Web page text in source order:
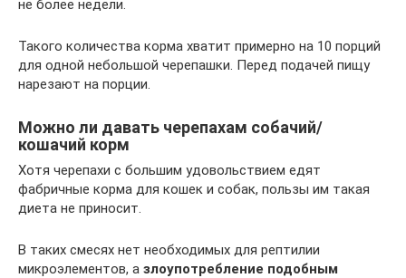
не более недели.
Такого количества корма хватит примерно на 10 порций
для одной небольшой черепашки. Перед подачей пищу
нарезают на порции.
Можно ли давать черепахам собачий/
кошачий корм
Хотя черепахи с большим удовольствием едят
фабричные корма для кошек и собак, пользы им такая
диета не приносит.
В таких смесях нет необходимых для рептилии
микроэлементов, а злоупотребление подобным